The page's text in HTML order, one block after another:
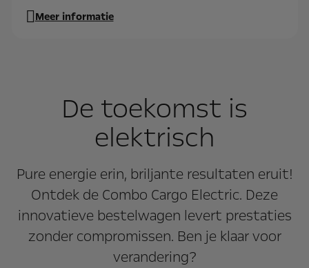
Meer informatie
De toekomst is
elektrisch
Pure energie erin, briljante resultaten eruit!
Ontdek de Combo Cargo Electric. Deze
innovatieve bestelwagen levert prestaties
zonder compromissen. Ben je klaar voor
verandering?